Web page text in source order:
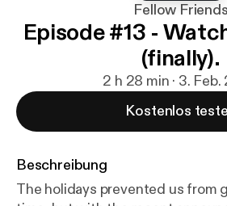
Fellow Friends
Episode #13 -
(finally).
2 h 28 min · 3.
Kostenlos
Beschreibung
The holidays prevented us from